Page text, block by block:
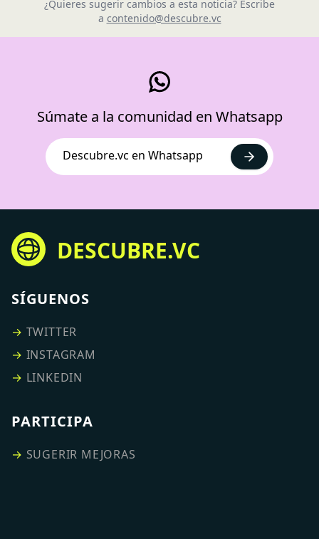
¿Quieres sugerir cambios a esta noticia? Escribe
a contenido@descubre.vc
Súmate a la comunidad en Whatsapp
Descubre.vc en Whatsapp
DESCUBRE.VC
SÍGUENOS
→ TWITTER
→ INSTAGRAM
→ LINKEDIN
PARTICIPA
→ SUGERIR MEJORAS